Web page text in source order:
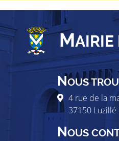
MAIRIE
NOUS
4 rue de la
37150 Luzillé
NOUS